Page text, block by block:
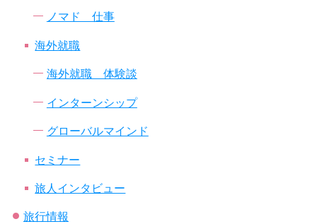
ノマド 仕事
海外就職
海外就職 体験談
インターンシップ
グローバルマインド
セミナー
旅人インタビュー
旅行情報